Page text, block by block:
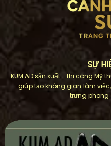
SỰ
KUM AD sản xuất - thi công Mỹ
giúp tạo không gian làm
trưng phong